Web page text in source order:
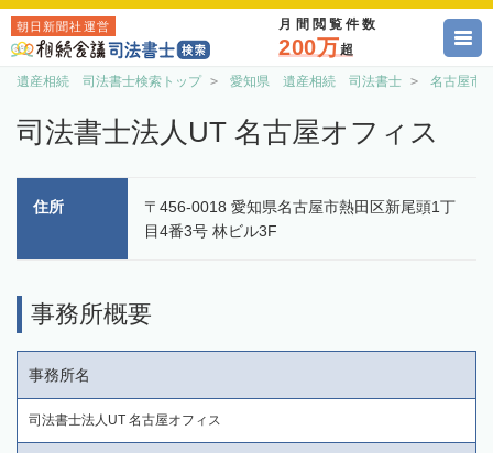
朝日新聞社運営 月間閲覧件数
200万超
遺産相続 司法書士検索トップ 愛知県 遺産相続 司法書士 名古屋市
司法書士法人UT 名古屋オフィス
住所
〒456-0018 愛知県名古屋市熱田区新尾頭1丁
目4番3号 林ビル3F
事務所概要
事務所名
司法書士法人UT 名古屋オフィス